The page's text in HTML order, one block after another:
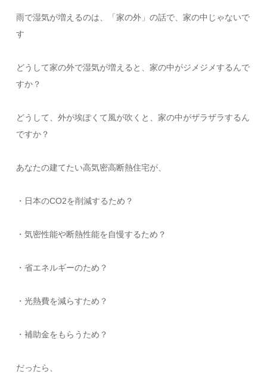
雨で湿気が増えるのは、「家の外」の話で、家の中じゃないで
す
どうして家の外で湿気が増えると、家の中がジメジメするんで
すか？
どうして、外が埃ぽくて風が吹くと、家の中がザラザラするん
ですか？
あなたの建てたい高気密高断熱住宅が、
・日本のCO2を削減するため？
・気密性能や断熱性能を自慢するため？
・省エネルギーのため？
・光熱費を減らすため？
・補助金をもらうため？
だったら、